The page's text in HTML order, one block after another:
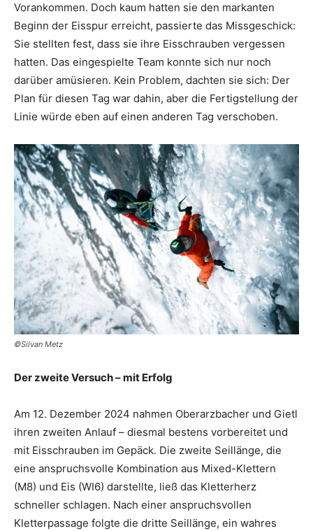
Vorankommen. Doch kaum hatten sie den markanten
Beginn der Eisspur erreicht, passierte das Missgeschick:
Sie stellten fest, dass sie ihre Eisschrauben vergessen
hatten. Das eingespielte Team konnte sich nur noch
darüber amüsieren. Kein Problem, dachten sie sich: Der
Plan für diesen Tag war dahin, aber die Fertigstellung der
Linie würde eben auf einen anderen Tag verschoben.
©Silvan Metz
Der zweite Versuch – mit Erfolg
Am 12. Dezember 2024 nahmen Oberarzbacher und Gietl
ihren zweiten Anlauf – diesmal bestens vorbereitet und
mit Eisschrauben im Gepäck. Die zweite Seillänge, die
eine anspruchsvolle Kombination aus Mixed-Klettern
(M8) und Eis (WI6) darstellte, ließ das Kletterherz
schneller schlagen. Nach einer anspruchsvollen
Kletterpassage folgte die dritte Seillänge, ein wahres